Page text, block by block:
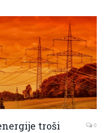
troši
0